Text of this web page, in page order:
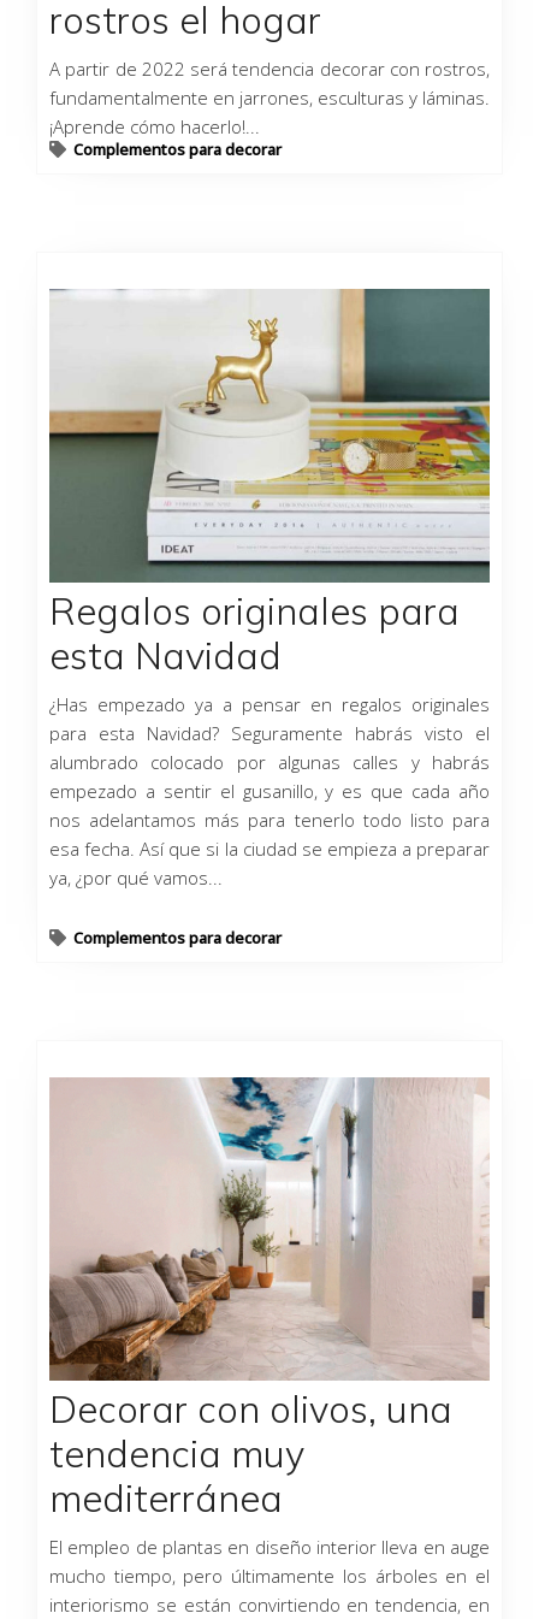
rostros el hogar
A partir de 2022 será tendencia decorar con rostros,
fundamentalmente en jarrones, esculturas y láminas.
¡Aprende cómo hacerlo!...
Complementos para decorar
Regalos originales para
esta Navidad
¿Has empezado ya a pensar en regalos originales
para esta Navidad? Seguramente habrás visto el
alumbrado colocado por algunas calles y habrás
empezado a sentir el gusanillo, y es que cada año
nos adelantamos más para tenerlo todo listo para
esa fecha. Así que si la ciudad se empieza a preparar
ya, ¿por qué vamos...
Complementos para decorar
Decorar con olivos, una
tendencia muy
mediterránea
El empleo de plantas en diseño interior lleva en auge
mucho tiempo, pero últimamente los árboles en el
interiorismo se están convirtiendo en tendencia, en